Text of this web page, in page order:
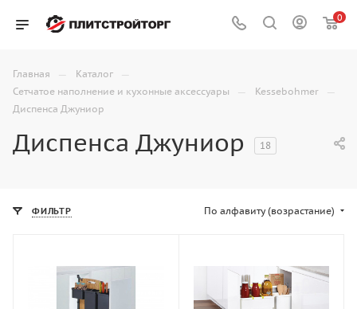
0
Главная — Каталог —
Сетчатое наполнение и кухонные аксессуары — Kessebohmer —
Диспенса Джуниор
Диспенса Джуниор 18
ФИЛЬТР По алфавиту (возрастание)